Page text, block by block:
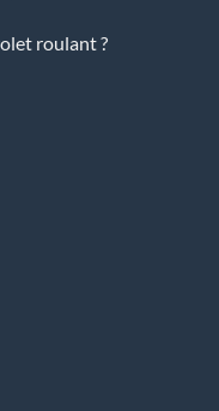
roulant ?